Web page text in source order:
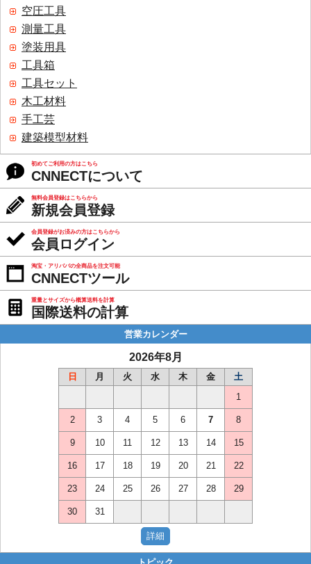
空圧工具
測量工具
塗装用具
工具箱
工具セット
木工材料
手工芸
建築模型材料
初めてご利用の方はこちら
CNNECTについて
無料会員登録はこちらから
新規会員登録
会員登録がお済みの方はこちらから
会員ログイン
淘宝・アリババの全商品を注文可能
CNNECTツール
重量とサイズから概算送料を計算
国際送料の計算
営業カレンダー
2026年8月
日 月 火 水 木 金
土
1
2 3 4 5 6 7 8
9 10 11 12 13 14 15
16 17 18 19 20 21 22
23 24 25 26 27 28 29
30 31